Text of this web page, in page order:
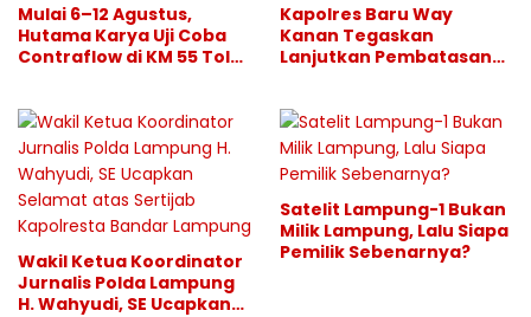
Mulai 6–12 Agustus,
Hutama Karya Uji Coba
Contraflow di KM 55 Tol
Kapolres Baru Way
Kanan Tegaskan
Lanjutkan Pembatasan
Berlanjut
Wakil Ketua Koordinator
Jurnalis Polda Lampung
H. Wahyudi, SE Ucapkan
Satelit Lampung-1 Bukan
Milik Lampung, Lalu Siapa
Pemilik Sebenarnya?